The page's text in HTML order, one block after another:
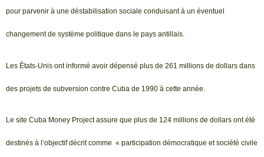
pour parvenir à une déstabilisation sociale conduisant à un éventuel
changement de système politique dans le pays antillais.
Les États-Unis ont informé avoir dépensé plus de 261 millions de dollars dans
des projets de subversion contre Cuba de 1990 à cette année.
Le site Cuba Money Project assure que plus de 124 millions de dollars ont été
destinés à l’objectif décrit comme « participation démocratique et société civile